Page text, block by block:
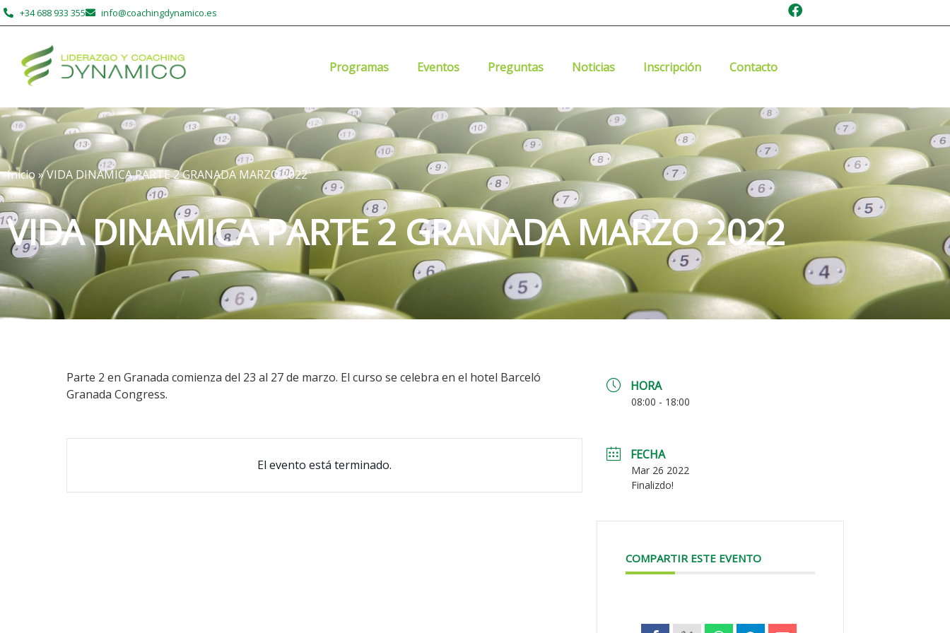
+34 688 933 355 info@coachingdynamico.es
Programas Eventos Preguntas Noticias Inscripción Contacto
Inicio »VIDA DINAMICA PARTE 2 GRANADA MARZO 2022
VIDA DINAMICA PARTE 2 GRANADA MARZO 2022
Parte 2 en Granada comienza del 23 al 27 de marzo. El curso se celebra en el hotel Barceló
Granada Congress.
El evento está terminado.
HORA
08:00 - 18:00
FECHA
Mar 26 2022
Finalizdo!
COMPARTIR ESTE EVENTO